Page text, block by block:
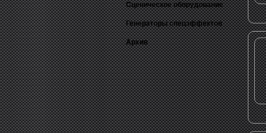
Сценическое оборудование
Генераторы спецэффектов
Архив